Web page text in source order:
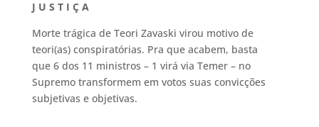
J U S T I Ç A
Morte trágica de Teori Zavaski virou motivo de
teori(as) conspiratórias. Pra que acabem, basta
que 6 dos 11 ministros – 1 virá via Temer – no
Supremo transformem em votos suas convicções
subjetivas e objetivas.